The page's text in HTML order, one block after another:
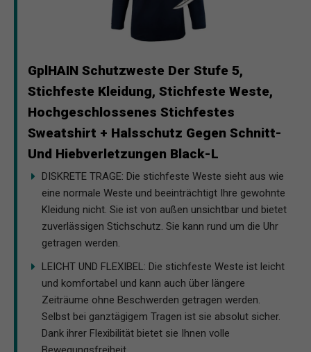
GplHAIN Schutzweste Der Stufe 5,
Stichfeste Kleidung, Stichfeste Weste,
Hochgeschlossenes Stichfestes
Sweatshirt + Halsschutz Gegen Schnitt-
Und Hiebverletzungen Black-L
DISKRETE TRAGE: Die stichfeste Weste sieht aus wie
eine normale Weste und beeinträchtigt Ihre gewohnte
Kleidung nicht. Sie ist von außen unsichtbar und bietet
zuverlässigen Stichschutz. Sie kann rund um die Uhr
getragen werden.
LEICHT UND FLEXIBEL: Die stichfeste Weste ist leicht
und komfortabel und kann auch über längere
Zeiträume ohne Beschwerden getragen werden.
Selbst bei ganztägigem Tragen ist sie absolut sicher.
Dank ihrer Flexibilität bietet sie Ihnen volle